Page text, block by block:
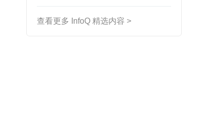
查看更多 InfoQ 精选内容 >